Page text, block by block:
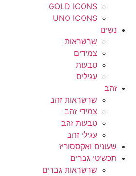
GOLD ICONS
UNO ICONS
נשים
שרשראות
צמידים
טבעות
עגילים
זהב
שרשראות זהב
צמידי זהב
טבעות זהב
עגילי זהב
שעונים ואקססוריז
תכשיטי גברים
שרשראות גברים